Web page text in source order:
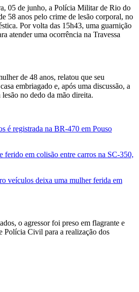
05 de junho, a Polícia Militar de Rio do
58 anos pelo crime de lesão corporal, no
Por volta das 15h43, uma guarnição
atender uma ocorrência na Travessa
de 48 anos, relatou que seu
embriagado e, após uma discussão, a
no dedo da mão direita.
é registrada na BR-470 em Pouso
ferido em colisão entre carros na SC-350,
veículos deixa uma mulher ferida em
o agressor foi preso em flagrante e
Polícia Civil para a realização dos